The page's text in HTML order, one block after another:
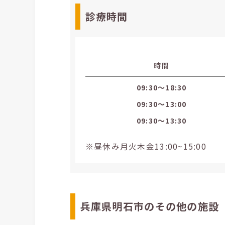
診療時間
時間
09:30〜18:30
09:30〜13:00
09:30〜13:30
※昼休み月火木金13:00~15:00
兵庫県明石市のその他の施設